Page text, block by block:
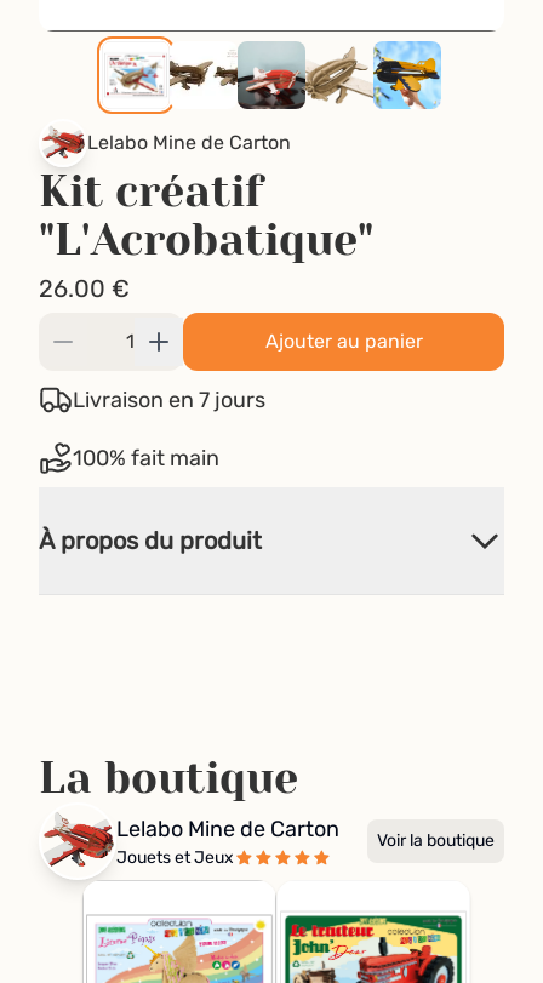
Lelabo Mine de Carton
Kit créatif
"L'Acrobatique"
26.00 €
Ajouter au panier
Livraison en 7 jours
100% fait main
À propos du produit
La boutique
Lelabo Mine de Carton
Jouets et Jeux
Voir la boutique